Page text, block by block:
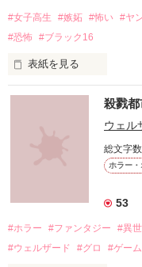
#女子高生 #嫉妬 #怖い #ヤ
#恐怖
#ブラック16
表紙を見る
「お願い、正気に戻っ
「ずっと一緒にいてあげ
殺戮都
ウェル
総文字
ホラー・
53
#ホラー #ファンタジー #異
#ウェルザード
#グロ #ゲーム